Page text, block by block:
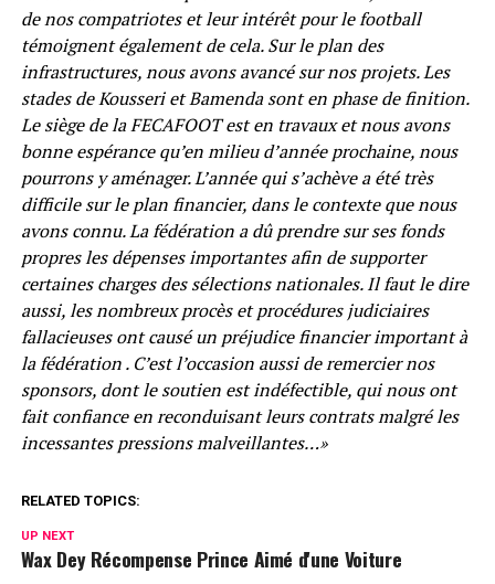
de nos compatriotes et leur intérêt pour le football
témoignent également de cela. Sur le plan des
infrastructures, nous avons avancé sur nos projets. Les
stades de Kousseri et Bamenda sont en phase de finition.
Le siège de la FECAFOOT est en travaux et nous avons
bonne espérance qu’en milieu d’année prochaine, nous
pourrons y aménager. L’année qui s’achève a été très
difficile sur le plan financier, dans le contexte que nous
avons connu. La fédération a dû prendre sur ses fonds
propres les dépenses importantes afin de supporter
certaines charges des sélections nationales. Il faut le dire
aussi, les nombreux procès et procédures judiciaires
fallacieuses ont causé un préjudice financier important à
la fédération . C’est l’occasion aussi de remercier nos
sponsors, dont le soutien est indéfectible, qui nous ont
fait confiance en reconduisant leurs contrats malgré les
incessantes pressions malveillantes…»
RELATED TOPICS:
UP NEXT
Wax Dey Récompense Prince Aimé d'une Voiture